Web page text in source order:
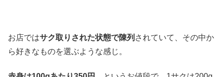
お店ではサク取りされた状態で陳列 されていて、その中か
ら好きなものを選ぶような感じ。